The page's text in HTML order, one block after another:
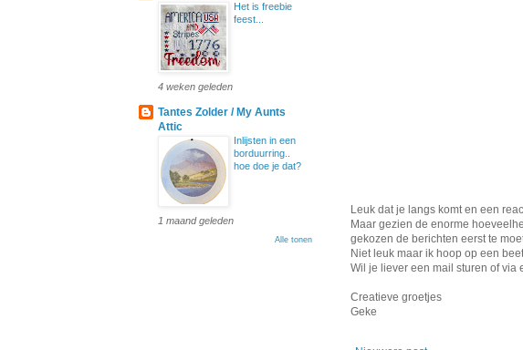
Leuk dat je langs komt en een
Maar gezien de enorme
gekozen de berichten eerst te
Niet leuk maar ik hoop op een
Wil je liever een mail sturen of via
Creatieve groetjes
Geke
Het is freebie
feest...
4 weken geleden
Tantes Zolder / My Aunts
Attic
Inlijsten in een
borduurring..
hoe doe je dat?
1 maand geleden
Alle tonen